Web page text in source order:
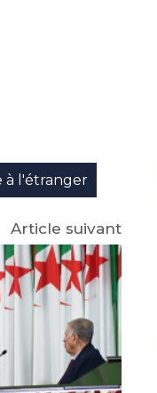
à l'étranger
Article suivant